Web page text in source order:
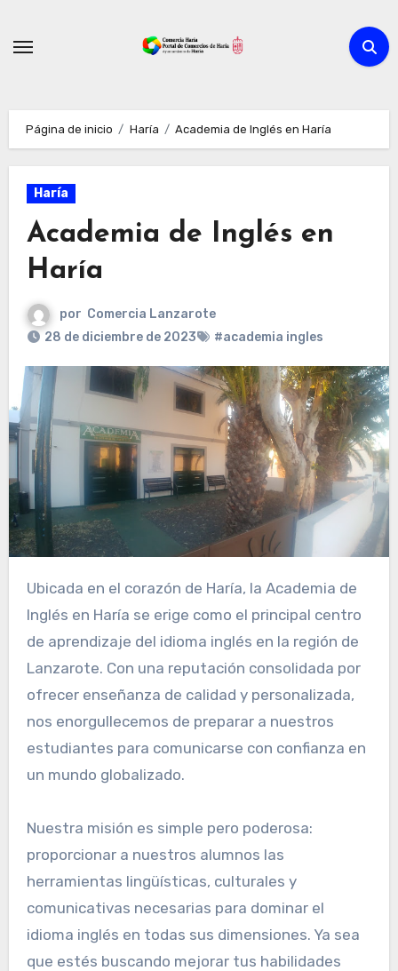
Página de inicio Haría Academia de Inglés en Haría
Haría
Academia de Inglés en
Haría
por Comercia Lanzarote
28 de diciembre de 2023
#academia ingles
Ubicada en el corazón de Haría, la Academia de
Inglés en Haría se erige como el principal centro
de aprendizaje del idioma inglés en la región de
Lanzarote. Con una reputación consolidada por
ofrecer enseñanza de calidad y personalizada,
nos enorgullecemos de preparar a nuestros
estudiantes para comunicarse con confianza en
un mundo globalizado.
Nuestra misión es simple pero poderosa:
proporcionar a nuestros alumnos las
herramientas lingüísticas, culturales y
comunicativas necesarias para dominar el
idioma inglés en todas sus dimensiones. Ya sea
que estés buscando mejorar tus habilidades